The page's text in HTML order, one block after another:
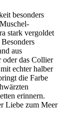
besonders
stark vergoldet
aus
oder das Collier
echter halber
die Farbe
erinnern.
Liebe zum Meer